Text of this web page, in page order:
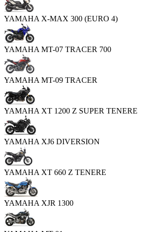
YAMAHA X-MAX 300 (EURO 4)
YAMAHA MT-07 TRACER 700
YAMAHA MT-09 TRACER
YAMAHA XT 1200 Z SUPER TENERE
YAMAHA XJ6 DIVERSION
YAMAHA XT 660 Z TENERE
YAMAHA XJR 1300